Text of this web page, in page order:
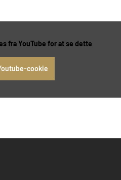
fra YouTube for at se dette
cookie